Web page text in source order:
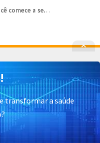
comece a se…
Cadastrar Quem Somos
Direitos Reservados.
transformar a saúde